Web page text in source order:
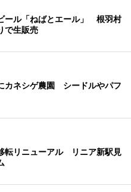
ール「ねばとエール」 根羽村
で生販売
カネシゲ農園 シードルやパフ
転リニューアル リニア新駅見